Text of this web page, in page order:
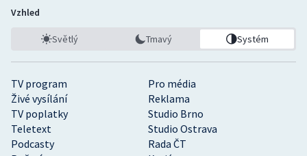
TV program
Pro média
Živé vysílání
Reklama
TV poplatky
Studio Brno
Teletext
Studio Ostrava
Podcasty
Rada ČT
Vzhled
Světlý Tmavý Systém